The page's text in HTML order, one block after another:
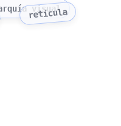
visual
retícula